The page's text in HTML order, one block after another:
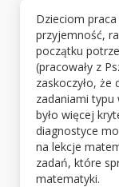
Dzieciom praca
przyjemność,
początku
(pracowały z
zaskoczyło, że
zadaniami
było więcej
diagnostyce
na lekcje
zadań, które
matematyki.